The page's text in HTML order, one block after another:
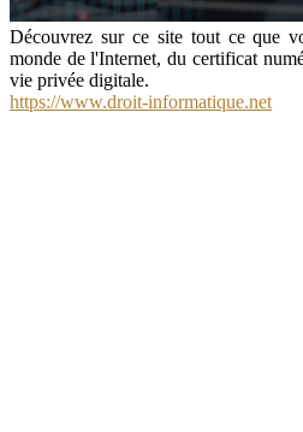
Découvrez sur ce site tout ce que
monde de l'Internet, du certificat
vie privée digitale.
https://www.droit-informatique.net